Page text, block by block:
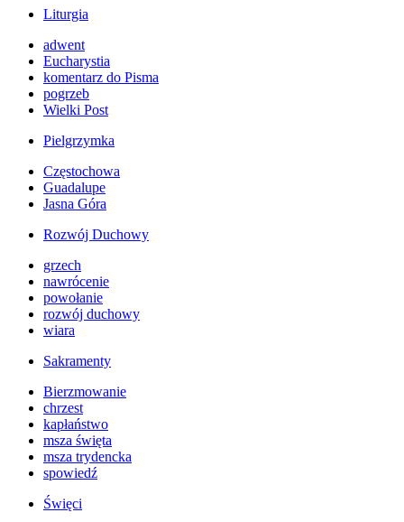
Liturgia
adwent
Eucharystia
komentarz do Pisma
pogrzeb
Wielki Post
Pielgrzymka
Częstochowa
Guadalupe
Jasna Góra
Rozwój Duchowy
grzech
nawrócenie
powołanie
rozwój duchowy
wiara
Sakramenty
Bierzmowanie
chrzest
kapłaństwo
msza święta
msza trydencka
spowiedź
Święci